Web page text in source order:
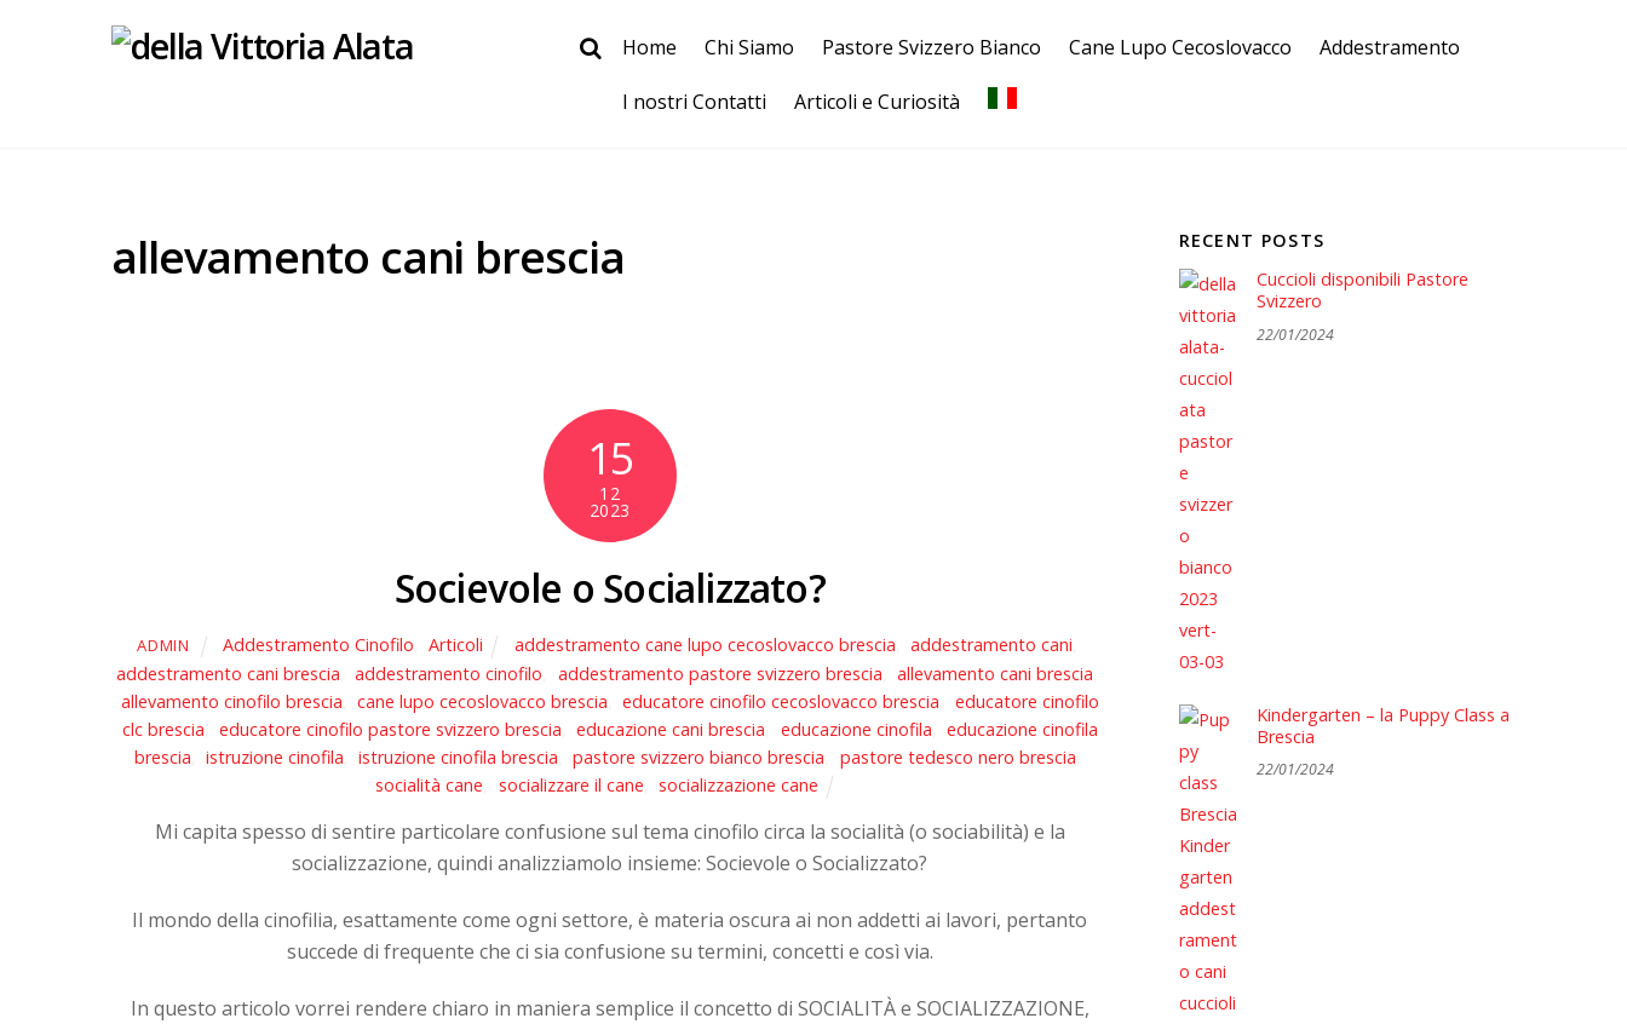
Home Chi Siamo Pastore Svizzero Bianco Cane Lupo Cecoslovacco Addestramento
I nostri Contatti Articoli e Curiosità
allevamento cani brescia
15
12
2023
Socievole o Socializzato?
ADMIN Addestramento Cinofilo Articoli addestramento cane lupo cecoslovacco brescia addestramento cani
addestramento cani brescia
addestramento cinofilo addestramento pastore svizzero brescia allevamento cani brescia
allevamento cinofilo brescia
cane lupo cecoslovacco brescia educatore cinofilo cecoslovacco brescia
educatore cinofilo
clc brescia
educatore cinofilo pastore svizzero brescia educazione cani brescia educazione cinofila
educazione cinofila
brescia
istruzione cinofila istruzione cinofila brescia pastore svizzero bianco brescia pastore tedesco nero brescia
socialità cane
socializzare il cane socializzazione cane
Mi capita spesso di sentire particolare confusione sul tema cinofilo circa la socialità (o sociabilità) e la
socializzazione, quindi analizziamolo insieme: Socievole o Socializzato?
Il mondo della cinofilia, esattamente come ogni settore, è materia oscura ai non addetti ai lavori, pertanto
succede di frequente che ci sia confusione su termini, concetti e così via.
In questo articolo vorrei rendere chiaro in maniera semplice il concetto di SOCIALITÀ e SOCIALIZZAZIONE,
RECENT POSTS
Cuccioli disponibili Pastore
Svizzero
22/01/2024
Kindergarten – la Puppy Class a
Brescia
22/01/2024